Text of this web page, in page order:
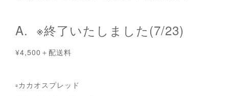
A. ※終了いたしました(7/23)
¥4,500＋配送料
▫︎カカオスプレッド